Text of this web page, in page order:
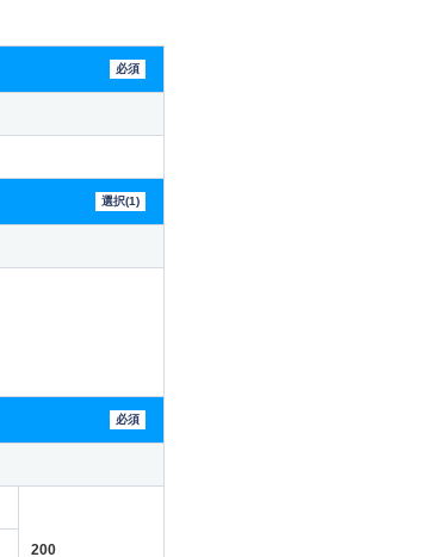
必須
選択(1)
必須
200